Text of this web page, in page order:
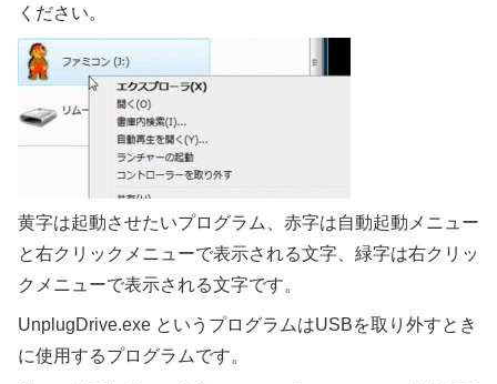
ください。
黄字は起動させたいプログラム、赤字は自動起動メニュー
と右クリックメニューで表示される文字、緑字は右クリッ
クメニューで表示される文字です。
UnplugDrive.exe というプログラムはUSBを取り外すとき
に使用するプログラムです。